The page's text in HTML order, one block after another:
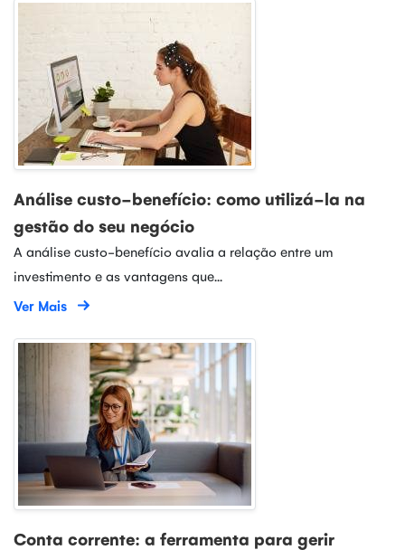
Análise custo-benefício: como utilizá-la na
gestão do seu negócio
A análise custo-benefício avalia a relação entre um
investimento e as vantagens que...
Ver Mais
Conta corrente: a ferramenta para gerir